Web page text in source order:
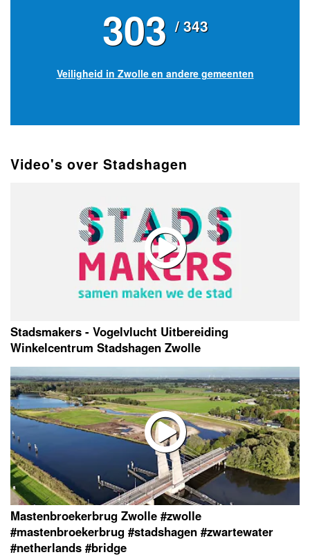
303 / 343
Veiligheid in Zwolle en andere gemeenten
Video's over Stadshagen
Stadsmakers - Vogelvlucht Uitbereiding
Winkelcentrum Stadshagen Zwolle
Mastenbroekerbrug Zwolle #zwolle
#mastenbroekerbrug #stadshagen #zwartewater
#netherlands #bridge